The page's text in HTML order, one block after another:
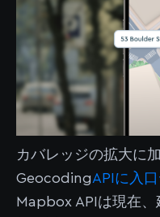
カバレッジの拡大に加
GeocodingAPIに入
Mapbox APIは現在